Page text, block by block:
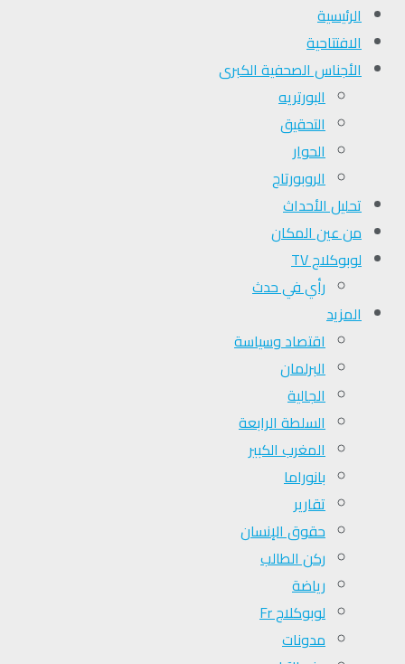
الرئيسية
الافتتاحية
الأجناس الصحفية الكبرى
البورتريه
التحقیق
الحوار
الروبورتاج
تحلیل الأحداث
من عين المكان
لوبوكلاج TV
رأي في حدث
المزيد
اقتصاد وسياسة
البرلمان
الجالية
السلطة الرابعة
المغرب الكبير
بانوراما
تقارير
حقوق الإنسان
ركن الطالب
رياضة
لوبوكلاج Fr
مدونات